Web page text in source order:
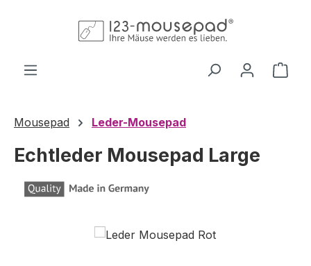
Mousepad Leder-Mousepad
Echtleder Mousepad Large
Bildergalerie überspringen